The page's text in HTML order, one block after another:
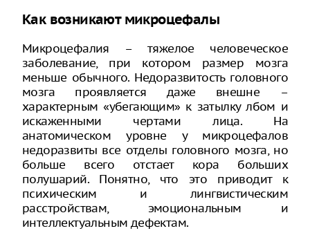
Как возникают микроцефалы
Микроцефалия – тяжелое человеческое
заболевание, при котором размер мозга
меньше обычного. Недоразвитость головного
мозга проявляется даже внешне –
характерным «убегающим» к затылку лбом и
искаженными чертами лица. На
анатомическом уровне у микроцефалов
недоразвиты все отделы головного мозга, но
больше всего отстает кора больших
полушарий. Понятно, что это приводит к
психическим и лингвистическим
расстройствам, эмоциональным и
интеллектуальным дефектам.